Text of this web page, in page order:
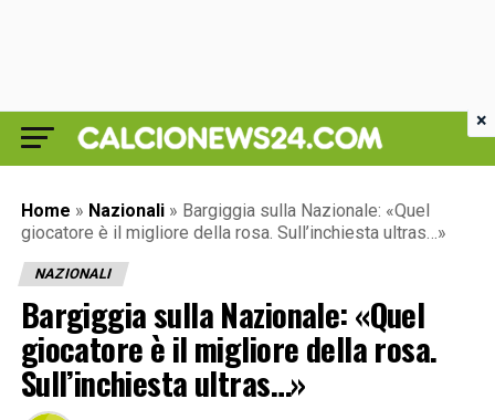
Home » Nazionali » Bargiggia sulla Nazionale: «Quel
giocatore è il migliore della rosa. Sull’inchiesta ultras…»
NAZIONALI
Bargiggia sulla Nazionale: «Quel
giocatore è il migliore della rosa.
Sull’inchiesta ultras…»
×